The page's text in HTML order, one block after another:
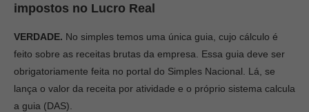
impostos no Lucro Real
VERDADE. No simples temos uma única guia, cujo cálculo é
feito sobre as receitas brutas da empresa. Essa guia deve ser
obrigatoriamente feita no portal do Simples Nacional. Lá, se
lança o valor da receita por atividade e o próprio sistema calcula
a guia (DAS).